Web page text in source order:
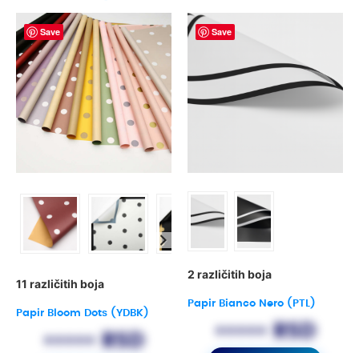
Save
11 različitih boja
Papir Bloom Dots (YDBK)
••••• RSD
Save
2 različitih boja
Papir Bianco Nero (PTL)
••••• RSD